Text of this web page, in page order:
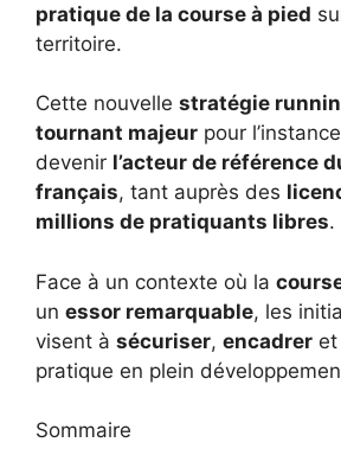
pratique de la course à pied
territoire.
Cette nouvelle stratégie
tournant majeur pour
devenir l’acteur de référence
français, tant auprès des
millions de pratiquants libres.
Face à un contexte où la
un essor remarquable, les
visent à sécuriser, encadrer et
pratique en plein
Sommaire